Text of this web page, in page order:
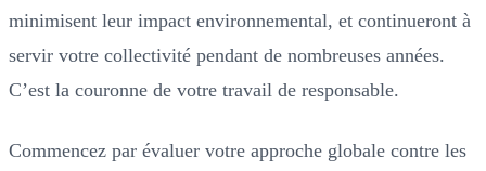
minimisent leur impact environnemental, et continueront à
servir votre collectivité pendant de nombreuses années.
C’est la couronne de votre travail de responsable.
Commencez par évaluer votre approche globale contre les